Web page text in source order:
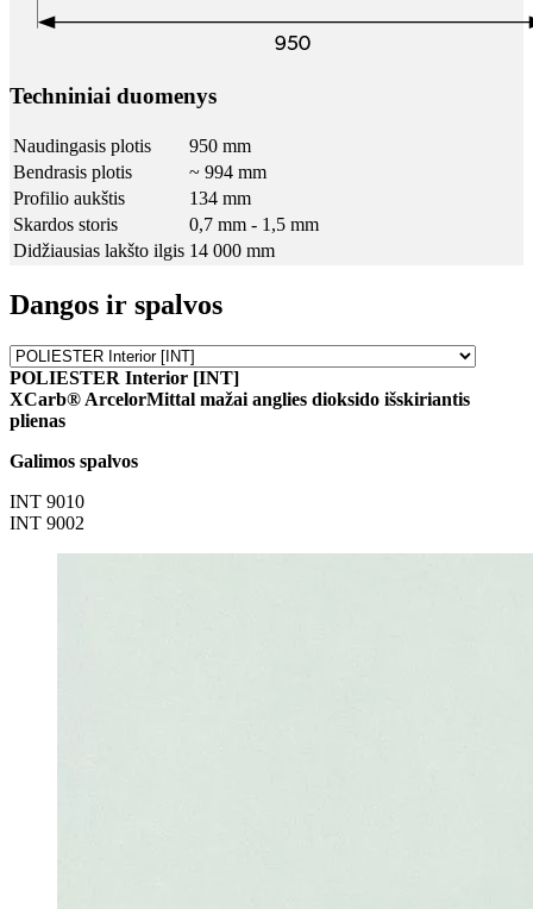
Techniniai duomenys
Naudingasis plotis
950 mm
Bendrasis plotis
~ 994 mm
Profilio aukštis
134 mm
Skardos storis
0,7 mm - 1,5 mm
Didžiausias lakšto ilgis 14 000 mm
Dangos ir spalvos
POLIESTER Interior [INT]
XCarb® ArcelorMittal mažai anglies dioksido išskiriantis
plienas
Galimos spalvos
INT 9010
INT 9002